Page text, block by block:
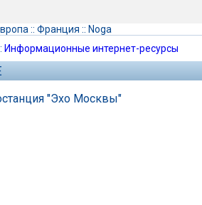
:: Франция :: Noga
Информационные интернет-ресурсы
"Эхо Москвы"